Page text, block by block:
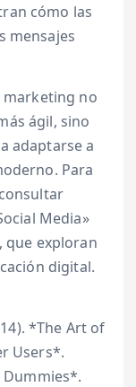
cómo las
mensajes
marketing no
ágil, sino
adaptarse a
Para
Media»
que exploran
digital.
*The Art of
Users*.
Dummies*.